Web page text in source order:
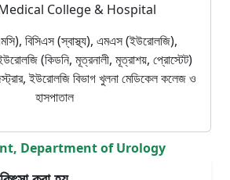
College & Hospital
বিসিএস (স্বাস্থ্য), এমএস (ইউরোলজি),
(কিডনি, মূত্রনালী, মূত্রাশয়, প্রোস্টেট)
ইউরোলজি বিভাগ খুলনা মেডিকেল কলেজ ও
হাসপাতাল
Department of Urology